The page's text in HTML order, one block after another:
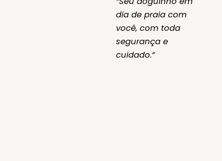
dia de praia com
você, com toda
segurança e
cuidado.”